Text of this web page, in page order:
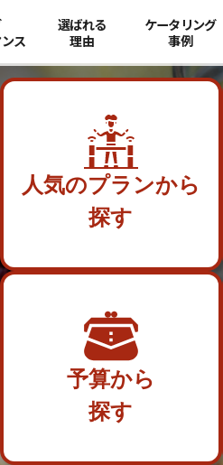
ス
選ばれる
理由
ケータリング
事例
人気のプランから
探す
予算から
探す